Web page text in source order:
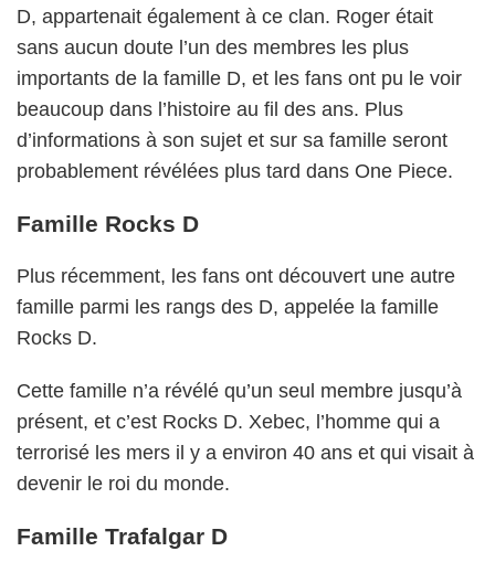
D, appartenait également à ce clan. Roger était
sans aucun doute l’un des membres les plus
importants de la famille D, et les fans ont pu le voir
beaucoup dans l’histoire au fil des ans. Plus
d’informations à son sujet et sur sa famille seront
probablement révélées plus tard dans One Piece.
Famille Rocks D
Plus récemment, les fans ont découvert une autre
famille parmi les rangs des D, appelée la famille
Rocks D.
Cette famille n’a révélé qu’un seul membre jusqu’à
présent, et c’est Rocks D. Xebec, l’homme qui a
terrorisé les mers il y a environ 40 ans et qui visait à
devenir le roi du monde.
Famille Trafalgar D